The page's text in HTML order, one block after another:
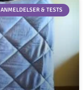
ANMELDELSER & TESTS